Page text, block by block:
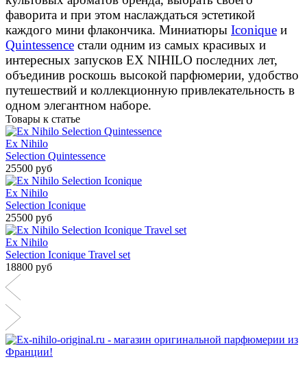
фаворита и при этом наслаждаться эстетикой
каждого мини флакончика. Миниатюры Iconique и
Quintessence стали одним из самых красивых и
интересных запусков EX NIHILO последних лет,
объединив роскошь высокой парфюмерии, удобство
путешествий и коллекционную привлекательность в
одном элегантном наборе.
Товары к статье
Ex Nihilo
Selection Quintessence
25500 руб
Ex Nihilo
Selection Iconique
25500 руб
Ex Nihilo
Selection Iconique Travel set
18800 руб